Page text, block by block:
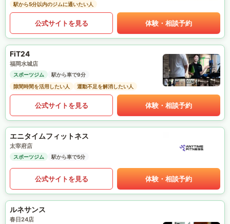
駅から5分以内のジムに通いたい人
公式サイトを見る 体験・相談予約
FiT24
福岡水城店
スポーツジム
駅から車で9分
隙間時間を活用したい人
運動不足を解消したい人
公式サイトを見る 体験・相談予約
エニタイムフィットネス
太宰府店
スポーツジム 駅から車で5分
公式サイトを見る 体験・相談予約
ルネサンス
春日24店